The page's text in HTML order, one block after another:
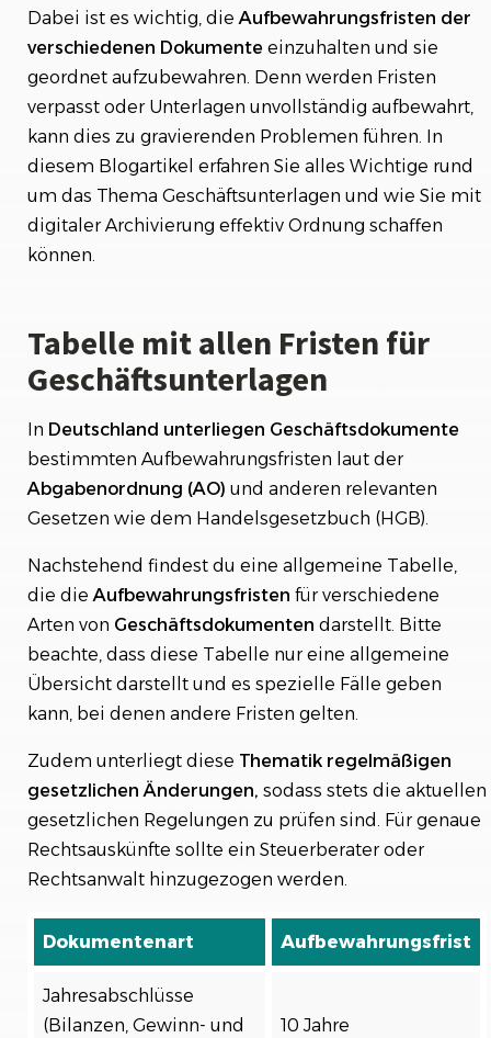
Dabei ist es wichtig, dieAufbewahrungsfristen der
verschiedenen Dokumente einzuhalten und sie
geordnet aufzubewahren. Denn werden Fristen
verpasst oder Unterlagen unvollständig aufbewahrt,
kann dies zu gravierenden Problemen führen. In
diesem Blogartikel erfahren Sie alles Wichtige rund
um das Thema Geschäftsunterlagen und wie Sie mit
digitaler Archivierung effektiv Ordnung schaffen
können.
Tabelle mit allen Fristen für
Geschäftsunterlagen
In Deutschland unterliegen Geschäftsdokumente
bestimmten Aufbewahrungsfristen laut der
Abgabenordnung (AO) und anderen relevanten
Gesetzen wie dem Handelsgesetzbuch (HGB).
Nachstehend findest du eine allgemeine Tabelle,
die dieAufbewahrungsfristen für verschiedene
Arten von Geschäftsdokumenten darstellt. Bitte
beachte, dass diese Tabelle nur eine allgemeine
Übersicht darstellt und es spezielle Fälle geben
kann, bei denen andere Fristen gelten.
Zudem unterliegt diese Thematik regelmäßigen
gesetzlichen Änderungen, sodass stets die aktuellen
gesetzlichen Regelungen zu prüfen sind. Für genaue
Rechtsauskünfte sollte ein Steuerberater oder
Rechtsanwalt hinzugezogen werden.
Dokumentenart Aufbewahrungsfrist
Jahresabschlüsse
(Bilanzen, Gewinn- und
10 Jahre